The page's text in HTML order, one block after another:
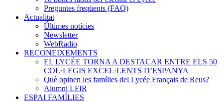
Preguntes freqüents (FAQ)
Actualitat
Últimes notícies
Newsletter
WebRadio
RECONEIXEMENTS
EL LYCÉE TORNA A DESTACAR ENTRE ELS 50
COL·LEGIS EXCEL·LENTS D’ESPANYA
Què opinen les famílies del Lycée Français de Reus?
Alumni LFIR
ESPAI FAMÍLIES